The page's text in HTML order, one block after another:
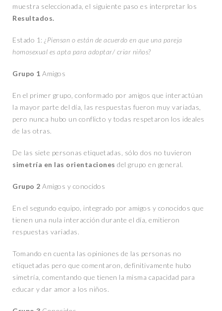
muestra seleccionada, el siguiente paso es interpretar los
Resultados.
Estado 1: ¿Piensan o están de acuerdo en que una pareja
homosexual es apta para adoptar/ criar niños?
Grupo 1 Amigos
En el primer grupo, conformado por amigos que interactúan
la mayor parte del día, las respuestas fueron muy variadas,
pero nunca hubo un conflicto y todas respetaron los ideales
de las otras.
De las siete personas etiquetadas, sólo dos no tuvieron
simetría en las orientaciones del grupo en general.
Grupo 2 Amigos y conocidos
En el segundo equipo, integrado por amigos y conocidos que
tienen una nula interacción durante el día, emitieron
respuestas variadas.
Tomando en cuenta las opiniones de las personas no
etiquetadas pero que comentaron, definitivamente hubo
simetría, comentando que tienen la misma capacidad para
educar y dar amor a los niños.